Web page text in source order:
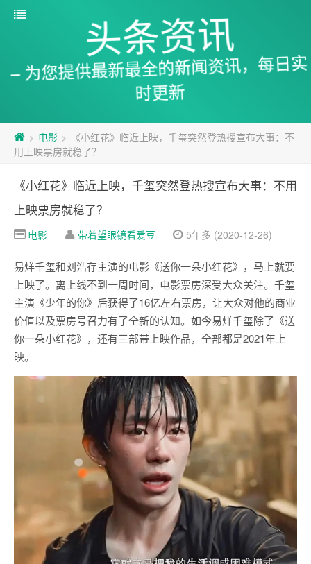
头条资讯
– 为您提供最新最全的新闻资讯，每日实
时更新
> 电影 >
《小红花》临近上映，千玺突然登热搜宣布大事：不
用上映票房就稳了？
《小红花》临近上映，千玺突然登热搜宣布大事：不用
上映票房就稳了？
电影 带着望眼镜看爱豆 5年多 (2020-12-26)
易烊千玺和刘浩存主演的电影《送你一朵小红花》，马上就要
上映了。离上线不到一周时间，电影票房深受大众关注。千玺
主演《少年的你》后获得了16亿左右票房，让大众对他的商业
价值以及票房号召力有了全新的认知。如今易烊千玺除了《送
你一朵小红花》，还有三部带上映作品，全部都是2021年上
映。